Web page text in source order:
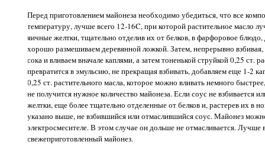
Перед приготовлением майонеза необходимо убедиться, что все
температуру, лучше всего 12-16C, при которой растительное масло
яичные желтки, тщательно отделив их от белков, в фарфоровое
хорошо размешиваем деревянной ложкой. Затем, непрерывно
сока и вливаем вначале каплями, а затем тоненькой струйкой 0,25 ст.
превратится в эмульсию, не прекращая взбивать, добавляем еще 1-2
0,25 ст. растительного масла, которое можно вливать немного
не получится нужное количество майонеза. Если соус не взбивается
желтки, еще более тщательно отделенные от белков и, растерев их в
указано выше, не взбившийся или отмаслившийся соус. Майонез
электросмесителе. В этом случае он дольше не отмасливается. Лучше
свежеприготовленный майонез.